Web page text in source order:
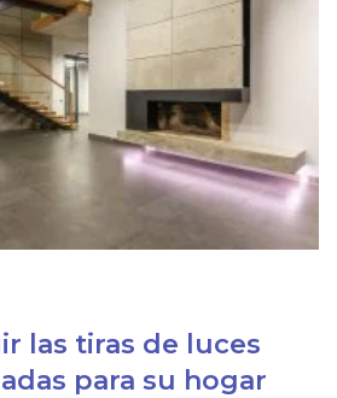
las tiras de luces
para su hogar